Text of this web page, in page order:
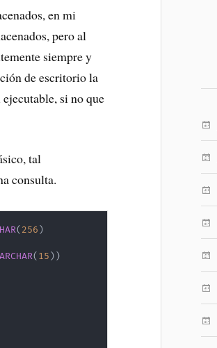
en mi
pero al
siempre y
de escritorio la
si no que
tal
consulta.
( 256 )
( 15 ) )